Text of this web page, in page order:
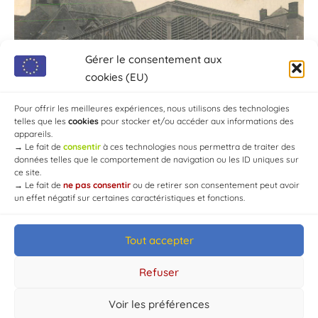
Gérer le consentement aux
cookies (EU)
Pour offrir les meilleures expériences, nous utilisons des technologies
telles que les cookies pour stocker et/ou accéder aux informations des
appareils.
→ Le fait de consentir à ces technologies nous permettra de traiter des
données telles que le comportement de navigation ou les ID uniques sur
ce site.
→ Le fait de ne pas consentir ou de retirer son consentement peut avoir
un effet négatif sur certaines caractéristiques et fonctions.
Tout accepter
Refuser
Voir les préférences
© Mairie de Chaource [2004-2024] | Tous droits réservés.
Developed byWEB3-DESIGN